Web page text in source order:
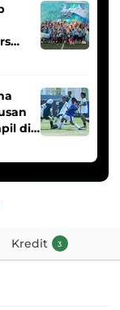
di
Kredit 3